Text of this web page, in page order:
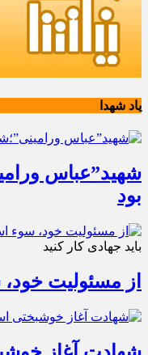
یاد شهدا
شهید”عباس
بود
باید جهادی کار کنید
از مسئولیت خود،